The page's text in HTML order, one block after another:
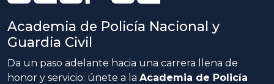
Academia de Policía Nacional y
Guardia Civil
Da un paso adelante hacia una carrera llena de
honor y servicio: únete a la Academia de Policía